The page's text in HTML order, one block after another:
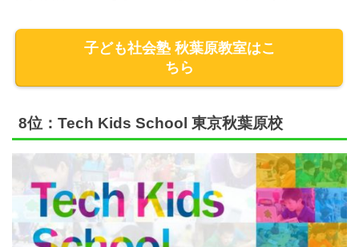
子ども社会塾 秋葉原教室はこ
ちら
8位：Tech Kids School 東京秋葉原校